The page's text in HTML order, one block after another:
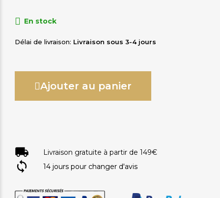
En stock
Délai de livraison Livraison sous 3-4 jours
Ajouter au panier
Livraison gratuite à partir de 149€
14 jours pour changer d'avis